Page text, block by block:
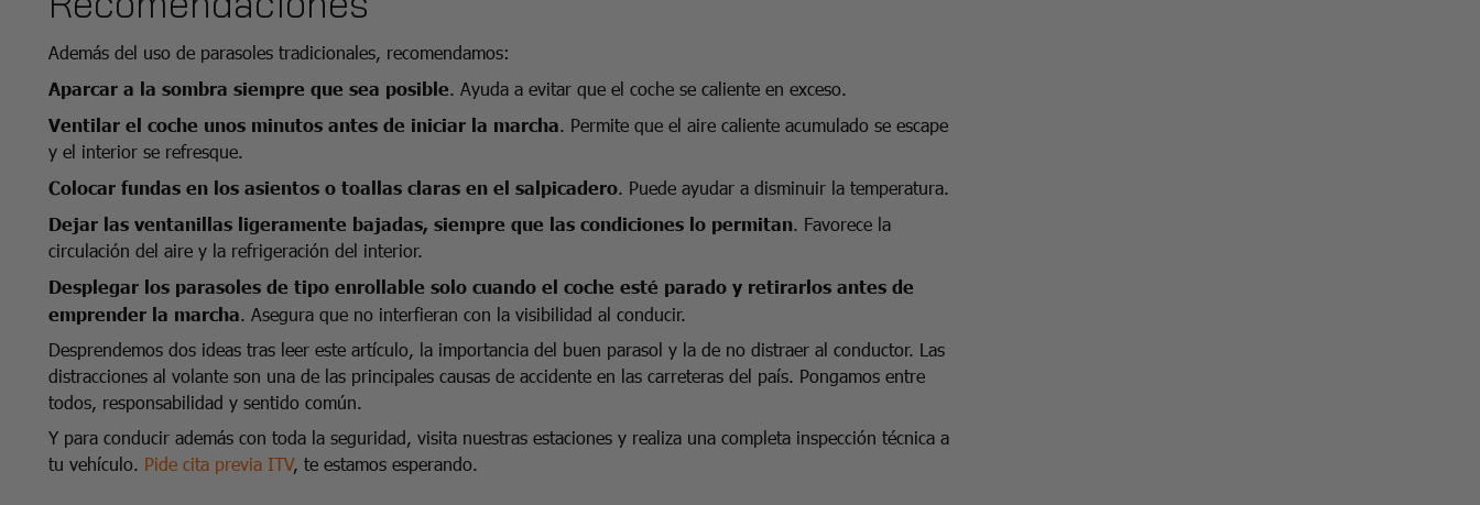
Además del uso de parasoles tradicionales, recomendamos:
Aparcar a la sombra siempre que sea posible. Ayuda a evitar que el coche se caliente en exceso.
Ventilar el coche unos minutos antes de iniciar la marcha. Permite que el aire caliente acumulado se escape
y el interior se refresque.
Colocar fundas en los asientos o toallas claras en el salpicadero. Puede ayudar a disminuir la temperatura.
Dejar las ventanillas ligeramente bajadas, siempre que las condiciones lo permitan. Favorece la
circulación del aire y la refrigeración del interior.
Desplegar los parasoles de tipo enrollable solo cuando el coche esté parado y retirarlos antes de
emprender la marcha. Asegura que no interfieran con la visibilidad al conducir.
Desprendemos dos ideas tras leer este artículo, la importancia del buen parasol y la de no distraer al conductor. Las
distracciones al volante son una de las principales causas de accidente en las carreteras del país. Pongamos entre
todos, responsabilidad y sentido común.
Y para conducir además con toda la seguridad, visita nuestras estaciones y realiza una completa inspección técnica a
tu vehículo. Pide cita previa ITV, te estamos esperando.